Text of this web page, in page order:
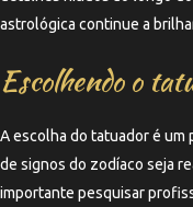
astrológica continue a
Escolhendo o
A escolha do tatuador é um
de signos do zodíaco seja
importante pesquisar